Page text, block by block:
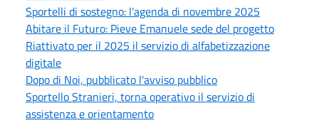
Sportelli di sostegno: l'agenda di novembre 2025
Abitare il Futuro: Pieve Emanuele sede del progetto
Riattivato per il 2025 il servizio di alfabetizzazione
digitale
Dopo di Noi, pubblicato l'avviso pubblico
Sportello Stranieri, torna operativo il servizio di
assistenza e orientamento